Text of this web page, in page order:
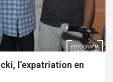
l’expatriation en